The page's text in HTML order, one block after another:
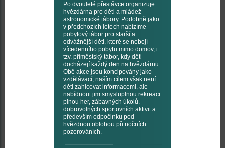
Po dvouleté přestávce organizuje
hvězdárna pro děti a mládež
astronomické tábory. Podobně jako
v předchozích letech nabízíme
pobytový tábor pro starší a
odvážnější děti, které se nebojí
vícedenního pobytu mimo domov, i
tzv. příměstský tábor, kdy děti
docházejí každý den na hvězdárnu.
Obě akce jsou koncipovány jako
vzdělávací, naším cílem však není
děti zahlcovat informacemi, ale
nabídnout jim smysluplnou rekreaci
plnou her, zábavných úkolů,
dobrovolných sportovních aktivit a
především odpočinku pod
hvězdnou oblohou při nočních
pozorováních.